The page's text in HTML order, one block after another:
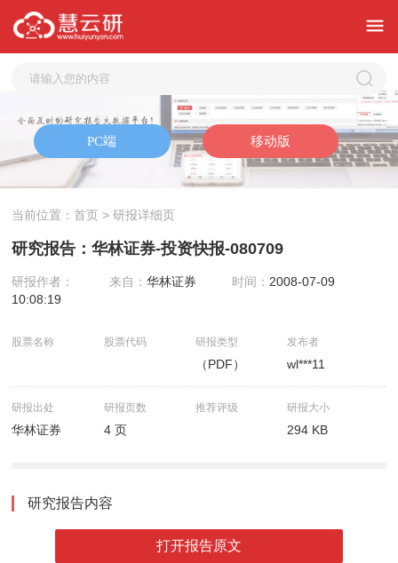
当前位置：首页 > 研报详细页
研究报告：华林证券-投资快报-080709
研报作者： 来自：华林证券 时间： 2008-07-09
10:08:19
股票名称 股票代码 研报类型
（PDF）
发布者
wl***11
研报出处
华林证券
研报页数
4 页
推荐评级 研报大小
294 KB
研究报告内容
打开报告原文